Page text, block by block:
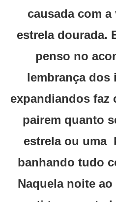
causada com
estrela dourada.
penso no
lembrança dos
expandiandos faz
pairem quanto
estrela ou uma
banhando tudo
Naquela noite